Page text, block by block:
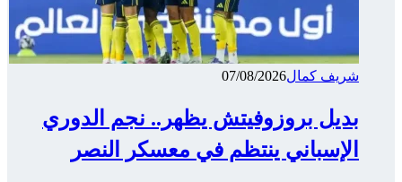
شريف كمال07/08/2026
بديل بروزوفيتش يظهر.. نجم الدوري
الإسباني ينتظم في معسكر النصر